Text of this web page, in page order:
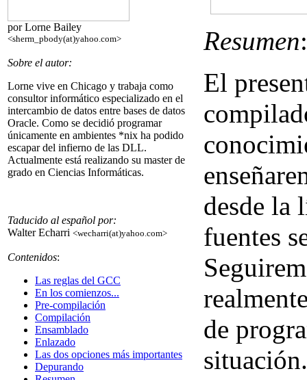
por Lorne Bailey
<sherm_pbody(at)yahoo.com>
Sobre el autor:
Lorne vive en Chicago y trabaja como
consultor informático especializado en el
intercambio de datos entre bases de datos
Oracle. Como se decidió programar
únicamente en ambientes *nix ha podido
escapar del infierno de las DLL.
Actualmente está realizando su master de
grado en Ciencias Informáticas.
Taducido al español por:
Walter Echarri <wecharri(at)yahoo.com>
Contenidos:
Las reglas del GCC
En los comienzos...
Pre-compilación
Compilación
Ensamblado
Enlazado
Las dos opciones más importantes
Depurando
Resumen:
El
desde la
fuentes
de